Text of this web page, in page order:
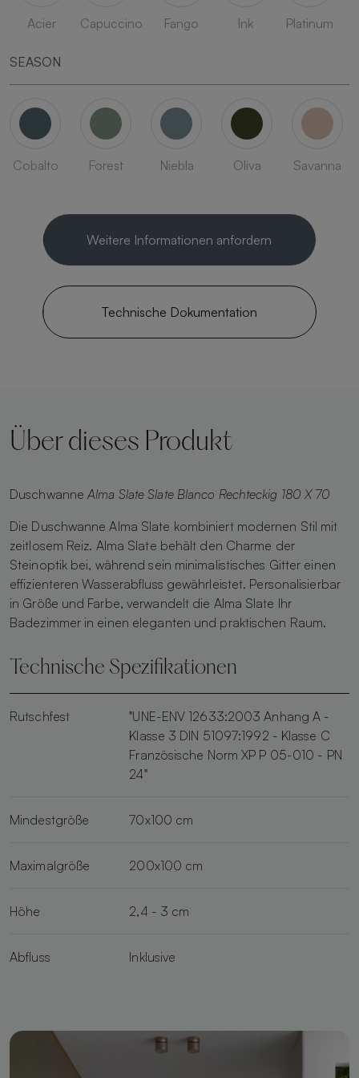
Acier Capuccino Fango Ink Platinum
SEASON
Cobalto Forest Niebla Oliva Savanna
Weitere Informationen anfordern
Technische Dokumentation
Über dieses Produkt
DuschwanneAlma Slate Slate Blanco Rechteckig 180 X 70
Die Duschwanne Alma Slate kombiniert modernen Stil mit
zeitlosem Reiz. Alma Slate behält den Charme der
Steinoptik bei, während sein minimalistisches Gitter einen
effizienteren Wasserabfluss gewährleistet. Personalisierbar
in Größe und Farbe, verwandelt die Alma Slate Ihr
Badezimmer in einen eleganten und praktischen Raum.
Technische Spezifikationen
Rutschfest
"UNE-ENV 12633:2003 Anhang A -
Klasse 3 DIN 51097:1992 - Klasse C
Französische Norm XP P 05-010 - PN
24"
Mindestgröße 70x100 cm
Maximalgröße 200x100 cm
Höhe 2,4 - 3 cm
Abfluss Inklusive